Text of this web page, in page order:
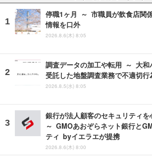
停職1ヶ月 ～ 市職員が飲食店関
情報を口外
2026.8.6(木) 8:05
調査データの加工や転用 ～ 大和
受託した地盤調査業務で不適切行
2026.8.5(水) 8:05
銀行が法人顧客のセキュリティ
～ GMOあおぞらネット銀行と
ティ byイエラエが提携
2026.8.6(木) 8:00